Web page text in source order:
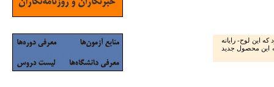
این لوح- رایانه
این محصول جدید